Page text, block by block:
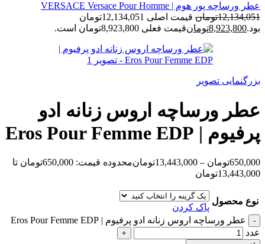
عطر ورساچه پور هوم | VERSACE Versace Pour Homme
12,134,051تومان
قیمت اصلی 12,134,051تومان
بود.8,923,800تومانقیمت فعلی 8,923,800تومان است.
بزرگنمایی تصویر
عطر ورساچه اروس زنانه ادو
پرفیوم | Eros Pour Femme EDP
650,000تومان –
13,443,000تومان
محدوده قیمت: 650,000تومان تا
13,443,000تومان
نوع محصول
پاک کردن
عطر ورساچه اروس زنانه ادو پرفیوم | Eros Pour Femme EDP
عدد